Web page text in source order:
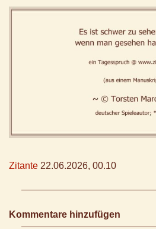
Zitante 22.06.2026, 00.10
Kommentare hinzufügen